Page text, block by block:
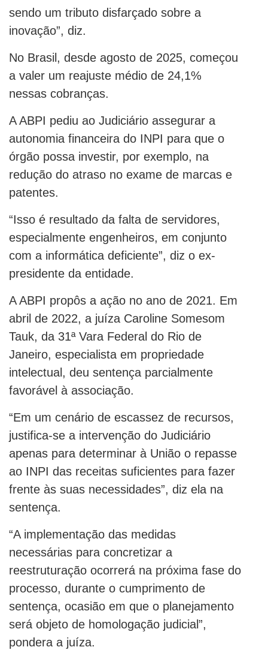
sendo um tributo disfarçado sobre a
inovação”, diz.
No Brasil, desde agosto de 2025, começou
a valer um reajuste médio de 24,1%
nessas cobranças.
A ABPI pediu ao Judiciário assegurar a
autonomia financeira do INPI para que o
órgão possa investir, por exemplo, na
redução do atraso no exame de marcas e
patentes.
“Isso é resultado da falta de servidores,
especialmente engenheiros, em conjunto
com a informática deficiente”, diz o ex-
presidente da entidade.
A ABPI propôs a ação no ano de 2021. Em
abril de 2022, a juíza Caroline Somesom
Tauk, da 31ª Vara Federal do Rio de
Janeiro, especialista em propriedade
intelectual, deu sentença parcialmente
favorável à associação.
“Em um cenário de escassez de recursos,
justifica-se a intervenção do Judiciário
apenas para determinar à União o repasse
ao INPI das receitas suficientes para fazer
frente às suas necessidades”, diz ela na
sentença.
“A implementação das medidas
necessárias para concretizar a
reestruturação ocorrerá na próxima fase do
processo, durante o cumprimento de
sentença, ocasião em que o planejamento
será objeto de homologação judicial”,
pondera a juíza.